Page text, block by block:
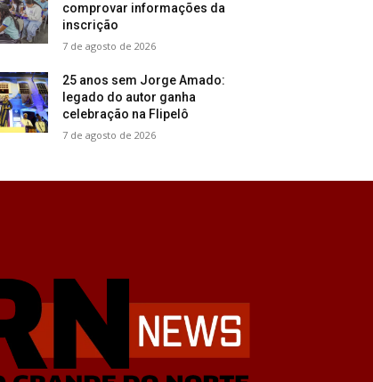
comprovar informações da
inscrição
7 de agosto de 2026
25 anos sem Jorge Amado:
legado do autor ganha
celebração na Flipelô
7 de agosto de 2026